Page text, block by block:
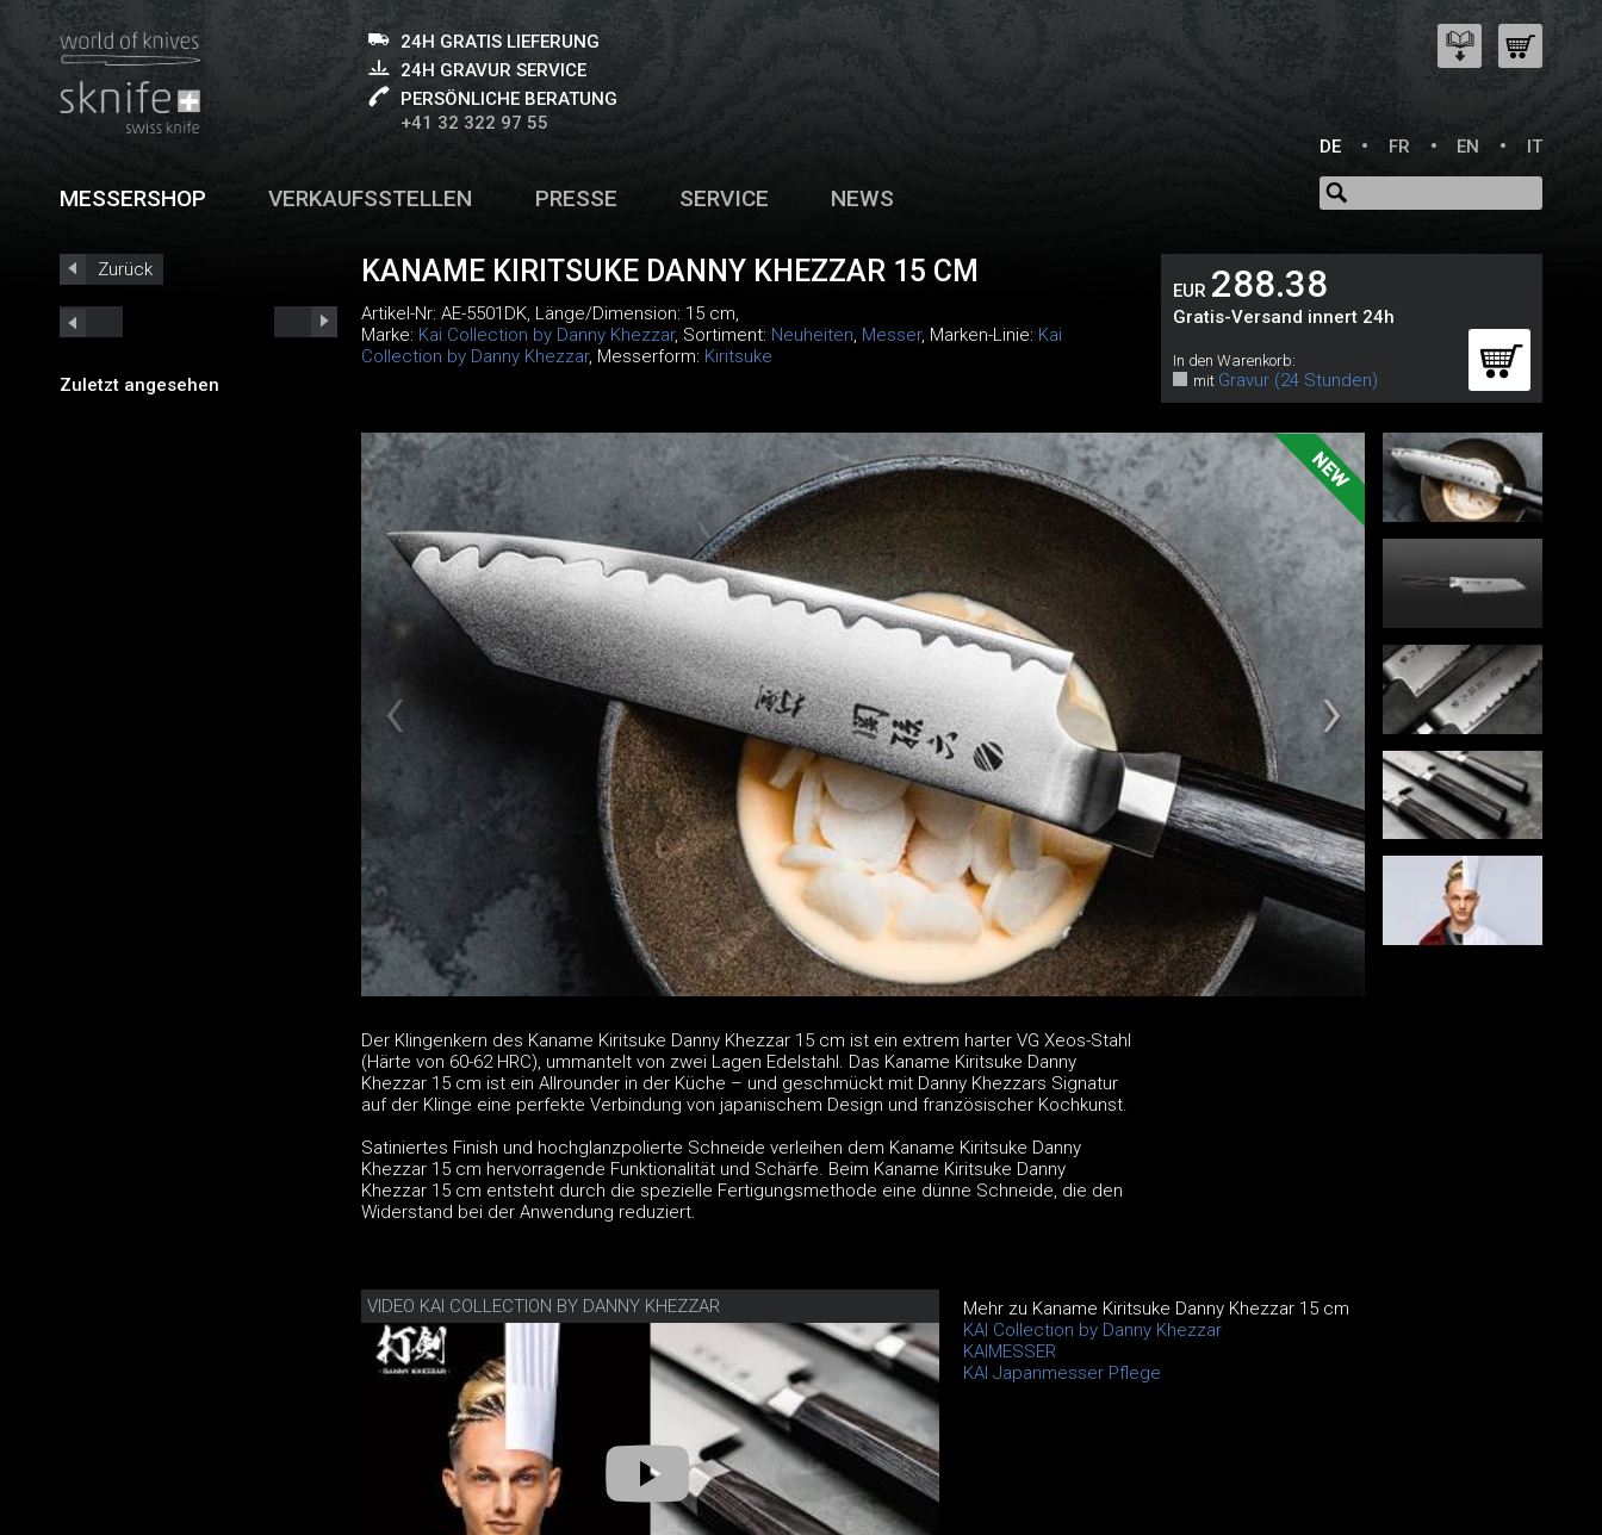
24H GRATIS LIEFERUNG
24H GRAVUR SERVICE
PERSÖNLICHE BERATUNG
+41 32 322 97 55
DE
FR EN IT
MESSERSHOP VERKAUFSSTELLEN PRESSE SERVICE NEWS
Zurück
Zuletzt angesehen
KANAME KIRITSUKE DANNY KHEZZAR 15 CM
Artikel-Nr: AE-5501DK, Länge/Dimension: 15 cm,
Marke: Kai Collection by Danny Khezzar, Sortiment: Neuheiten, Messer, Marken-Linie: Kai
Collection by Danny Khezzar, Messerform: Kiritsuke
EUR 288.38
Gratis-Versand innert 24h
In den Warenkorb:
mit Gravur (24 Stunden)
Der Klingenkern des Kaname Kiritsuke Danny Khezzar 15 cm ist ein extrem harter VG Xeos-Stahl
(Härte von 60-62 HRC), ummantelt von zwei Lagen Edelstahl. Das Kaname Kiritsuke Danny
Khezzar 15 cm ist ein Allrounder in der Küche – und geschmückt mit Danny Khezzars Signatur
auf der Klinge eine perfekte Verbindung von japanischem Design und französischer Kochkunst.
Satiniertes Finish und hochglanzpolierte Schneide verleihen dem Kaname Kiritsuke Danny
Khezzar 15 cm hervorragende Funktionalität und Schärfe. Beim Kaname Kiritsuke Danny
Khezzar 15 cm entsteht durch die spezielle Fertigungsmethode eine dünne Schneide, die den
Widerstand bei der Anwendung reduziert.
VIDEO KAI COLLECTION BY DANNY KHEZZAR
Mehr zu Kaname Kiritsuke Danny Khezzar 15 cm
KAI Collection by Danny Khezzar
KAIMESSER
KAI Japanmesser Pflege